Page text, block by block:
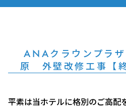
ANAクラウンプラ
原 外壁改修工事【
平素は当ホテルに格別のご高配